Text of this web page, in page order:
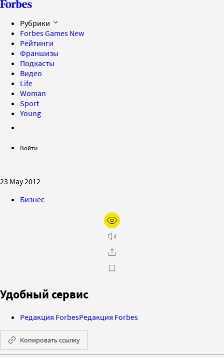
Рубрики
Forbes Games New
Рейтинги
Франшизы
Подкасты
Видео
Life
Woman
Sport
Young
Войти
23 May 2012
Бизнес
Удобный сервис
Редакция ForbesРедакция Forbes
Копировать ссылку